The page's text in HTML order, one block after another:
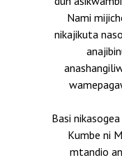
Nami
nikajikuta
Basi
Kumbe ni
mtandio